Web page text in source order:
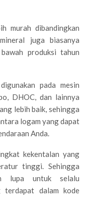
murah dibandingkan
juga biasanya
produksi tahun
pada mesin
DHOC, dan lainnya
lebih baik, sehingga
logam yang dapat
Anda.
kekentalan yang
tinggi. Sehingga
lupa untuk selalu
terdapat dalam kode